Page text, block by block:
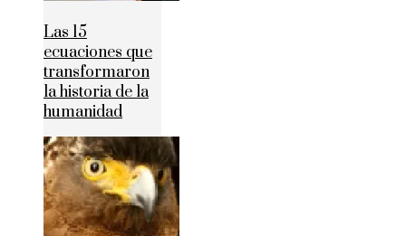
Las 15
ecuaciones que
transformaron
la historia de la
humanidad